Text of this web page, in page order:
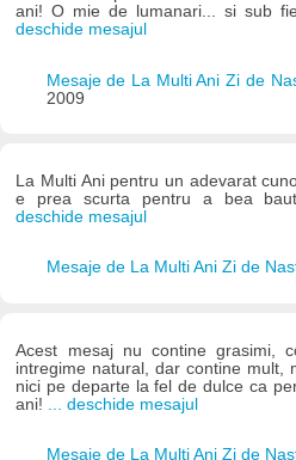
ani! O mie de lumanari... si sub
deschide mesajul
Mesaje de La Multi Ani Zi de
2009
La Multi Ani pentru un adevarat
e prea scurta pentru a bea
deschide mesajul
Mesaje de La Multi Ani Zi de
Acest mesaj nu contine grasimi,
intregime natural, dar contine mult,
nici pe departe la fel de dulce ca
ani!
... deschide mesajul
Mesaje de La Multi Ani Zi de